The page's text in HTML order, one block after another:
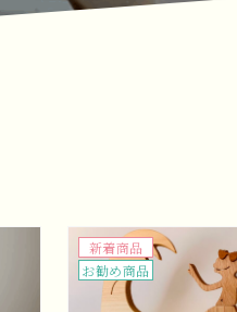
新着商品
お勧め商品